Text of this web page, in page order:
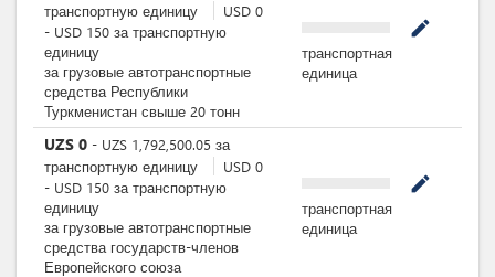
транспортную единицу
USD 0
- USD 150 за транспортную
единицу
за грузовые автотранспортные
средства Республики
Туркменистан свыше 20 тонн
mode_edit
транспортная
единица
UZS 0 - UZS 1,792,500.05 за
транспортную единицу
USD 0
- USD 150 за транспортную
единицу
за грузовые автотранспортные
средства государств-членов
Европейского союза
mode_edit
транспортная
единица